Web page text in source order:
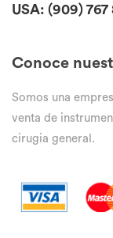
USA: (909) 767
Conoce
Somos una
venta de
cirugia general.